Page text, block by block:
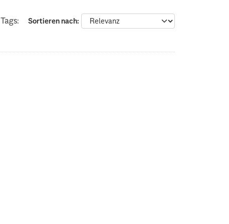
Sortieren nach
Tags: